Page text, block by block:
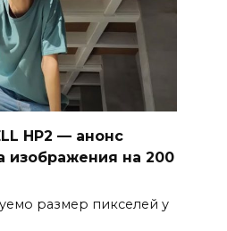
HP2 — анонс
изображения на 200
размер пикселей у